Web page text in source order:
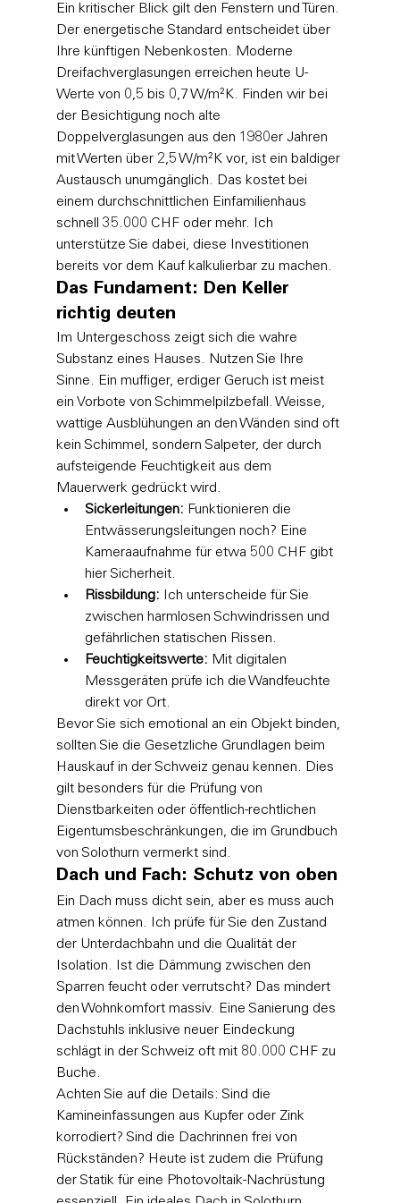
Ein kritischer Blick gilt den Fenstern und Türen.
Der energetische Standard entscheidet über
Ihre künftigen Nebenkosten. Moderne
Dreifachverglasungen erreichen heute U-
Werte von 0,5 bis 0,7 W/m²K. Finden wir bei
der Besichtigung noch alte
Doppelverglasungen aus den 1980er Jahren
mit Werten über 2,5 W/m²K vor, ist ein baldiger
Austausch unumgänglich. Das kostet bei
einem durchschnittlichen Einfamilienhaus
schnell 35.000 CHF oder mehr. Ich
unterstütze Sie dabei, diese Investitionen
bereits vor dem Kauf kalkulierbar zu machen.
Das Fundament: Den Keller
richtig deuten
Im Untergeschoss zeigt sich die wahre
Substanz eines Hauses. Nutzen Sie Ihre
Sinne. Ein muffiger, erdiger Geruch ist meist
ein Vorbote von Schimmelpilzbefall. Weisse,
wattige Ausblühungen an den Wänden sind oft
kein Schimmel, sondern Salpeter, der durch
aufsteigende Feuchtigkeit aus dem
Mauerwerk gedrückt wird.
Sickerleitungen: Funktionieren die
Entwässerungsleitungen noch? Eine
Kameraaufnahme für etwa 500 CHF gibt
hier Sicherheit.
Rissbildung: Ich unterscheide für Sie
zwischen harmlosen Schwindrissen und
gefährlichen statischen Rissen.
Feuchtigkeitswerte: Mit digitalen
Messgeräten prüfe ich die Wandfeuchte
direkt vor Ort.
Bevor Sie sich emotional an ein Objekt binden,
sollten Sie die Gesetzliche Grundlagen beim
Hauskauf in der Schweiz genau kennen. Dies
gilt besonders für die Prüfung von
Dienstbarkeiten oder öffentlich-rechtlichen
Eigentumsbeschränkungen, die im Grundbuch
von Solothurn vermerkt sind.
Dach und Fach: Schutz von oben
Ein Dach muss dicht sein, aber es muss auch
atmen können. Ich prüfe für Sie den Zustand
der Unterdachbahn und die Qualität der
Isolation. Ist die Dämmung zwischen den
Sparren feucht oder verrutscht? Das mindert
den Wohnkomfort massiv. Eine Sanierung des
Dachstuhls inklusive neuer Eindeckung
schlägt in der Schweiz oft mit 80.000 CHF zu
Buche.
Achten Sie auf die Details: Sind die
Kamineinfassungen aus Kupfer oder Zink
korrodiert? Sind die Dachrinnen frei von
Rückständen? Heute ist zudem die Prüfung
der Statik für eine Photovoltaik-Nachrüstung